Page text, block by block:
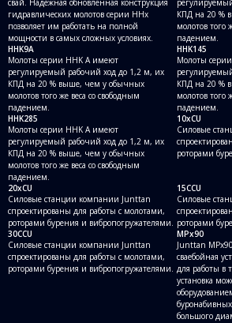
свай. Надежная обновленная конструкция
гидравлических молотов серии HHx
позволяет им работать на полной
мощности в самых сложных условиях.
КПД на 20 %
молотов того
падением.
HHK9A
Молоты серии HHK A имеют
регулируемый рабочий ход до 1,2 м, их
КПД на 20 % выше, чем у обычных
молотов того же веса со свободным
падением.
HHK145
Молоты
КПД на 20 %
молотов того
падением.
HHK285
Молоты серии HHK A имеют
регулируемый рабочий ход до 1,2 м, их
КПД на 20 % выше, чем у обычных
молотов того же веса со свободным
падением.
10xCU
Силовые
роторами
20xCU
Силовые станции компании Junttan
спроектированы для работы с молотами,
роторами бурения и вибропогружателями.
15CCU
Силовые
роторами
30CCU
Силовые станции компании Junttan
спроектированы для работы с молотами,
роторами бурения и вибропогружателями.
MPx90
Junttan
сваебойная
для работы в
установка
большого
45 лет компанияJunttan
разрабатывает и
качественное сваебойное
оборудование
Гарантияна новое оборудование от
12 месяцев